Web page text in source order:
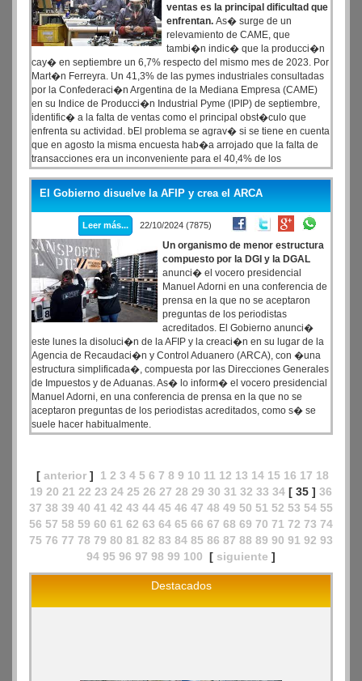
ventas es la principal dificultad que
enfrentan. As� surge de un
relevamiento de CAME, que
tambi�n indic� que la producci�n
cay� en septiembre un 6,7% respecto del mismo mes de 2023. Por
Mart�n Ferreyra. Un 41,3% de las pymes industriales consultadas
por la Confederaci�n Argentina de la Mediana Empresa (CAME)
en su Indice de Producci�n Industrial Pyme (IPIP) de septiembre,
identific� a la falta de ventas como el principal obst�culo que
enfrenta su actividad. bEl problema se agrav� si se tiene en cuenta
que en agosto la misma encuesta hab�a arrojado que la falta de
transacciones era un inconveniente para el 40,4% de los
encuestados.
El Gobierno disuelve la AFIP y crea el ARCA
Leer más... 22/10/2024 (7875)
Un organismo de menor estructura
compuesto por la DGI y la DGAL
anunci� el vocero presidencial
Manuel Adorni en una conferencia de
prensa en la que no se aceptaron
preguntas de los periodistas
acreditados. El Gobierno anunci�
este lunes la disoluci�n de la AFIP y la creaci�n en su lugar de la
Agencia de Recaudaci�n y Control Aduanero (ARCA), con �una
estructura simplificada�, compuesta por las Direcciones Generales
de Impuestos y de Aduanas. As� lo inform� el vocero presidencial
Manuel Adorni, en una conferencia de prensa en la que no se
aceptaron preguntas de los periodistas acreditados, como s� se
suele hacer habitualmente.
[ anterior ] 1 2 3 4 5 6 7 8 9 10 11 12 13 14 15 16 17 18
19 20 21 22 23 24 25 26 27 28 29 30 31 32 33 34 [ 35 ] 36
37 38 39 40 41 42 43 44 45 46 47 48 49 50 51 52 53 54 55
56 57 58 59 60 61 62 63 64 65 66 67 68 69 70 71 72 73 74
75 76 77 78 79 80 81 82 83 84 85 86 87 88 89 90 91 92 93
94 95 96 97 98 99 100 [ siguiente ]
Destacados